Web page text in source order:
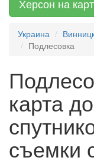
Херсон на
Украина
Подлесовка
карта
съемки